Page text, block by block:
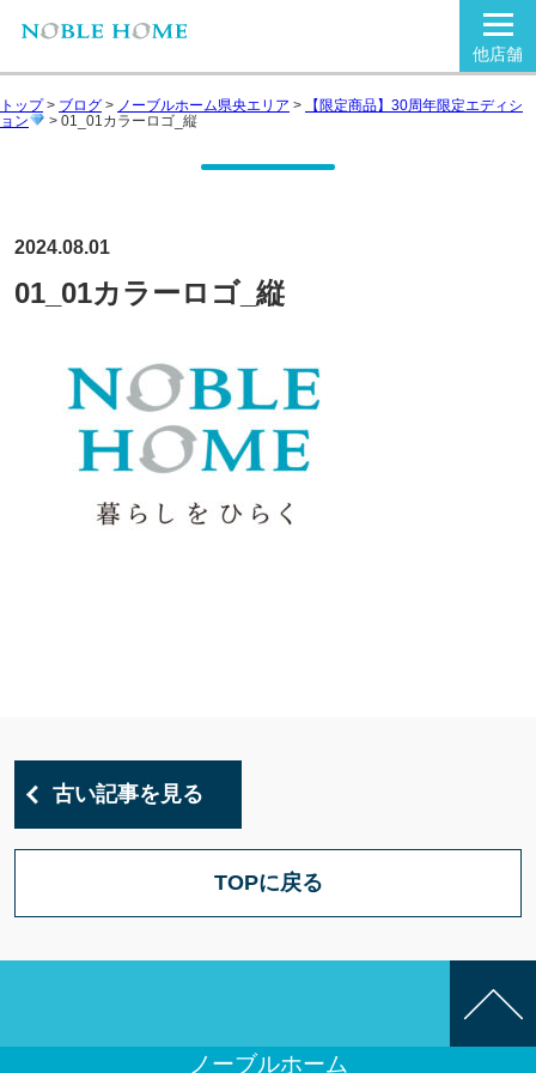
他店舗
トップ> ブログ > ノーブルホーム県央エリア >
【限定商品】30周年限定エディシ
ョン
> 01_01カラーロゴ_縦
2024.08.01
01_01カラーロゴ_縦
古い記事を見る
TOPに戻る
ノーブルホーム